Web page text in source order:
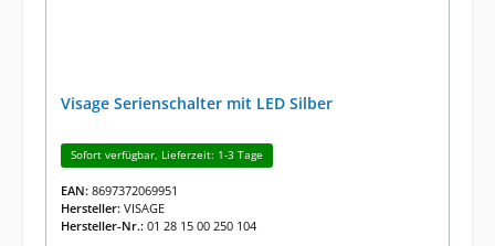
Visage Serienschalter mit LED Silber
Sofort verfügbar, Lieferzeit: 1-3 Tage
EAN: 8697372069951
Hersteller: VISAGE
Hersteller-Nr.: 01 28 15 00 250 104